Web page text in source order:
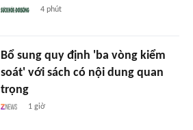
4 phút
Bổ sung quy định 'ba vòng kiểm
soát' với sách có nội dung quan
trọng
1 giờ